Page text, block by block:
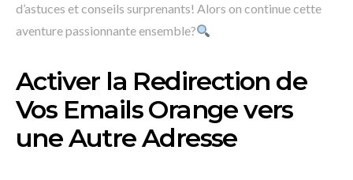
d’astuces et conseils surprenants! Alors on continue cette
aventure passionnante ensemble?
Activer la Redirection de
Vos Emails Orange vers
une Autre Adresse